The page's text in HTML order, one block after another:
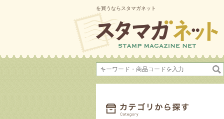
を買うならスタマガネット